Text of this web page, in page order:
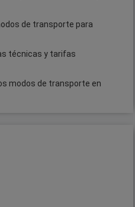
de transporte para
técnicas y tarifas
modos de transporte en